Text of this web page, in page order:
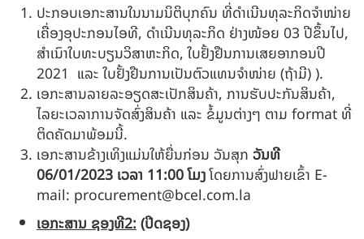
ປະກອບເອກະສານໃນນາມນິຕິບຸກຄົນ ທີ່ດຳເນີນທຸລະກິດຈໍາໜ່າຍ
ເຄື່ອງອຸປະກອນໄອທີ, ດຳເນີນທຸລະກິດ ຢ່າງໜ້ອຍ 03 ປີຂຶ້ນໄປ,
ສໍາເນົາໃບທະບຽນວິສາຫະກິດ, ໃບຢັ້ງຢືນການເສຍອາກອນປີ
2021 ແລະ ໃບຢັ້ງຢືນການເປັນຕົວແທນຈໍາໜ່າຍ (ຖ້າມີ) ).
ເອກະສານລາຍລະອຽດສະເປັກສິນຄ້າ, ການຮັບປະກັນສິນຄ້າ,
ໄລຍະເວລາການຈັດສົ່ງສິນຄ້າ ແລະ ຂໍ້ມູນຕ່າງໆ ຕາມ format ທີ່
ຕິດຄັດມາພ້ອມນີ້.
ເອກະສານຂ້າງເທິງແມ່ນໃຫ້ຍື່ນກ່ອນ ວັນສຸກ ວັນທີ
06/01/2023 ເວລາ 11:00ໂມງໂດຍການສົ່ງຟາຍເຂົ້າ E-
mail: procurement@bcel.com.la
ເອກະສານ ຊອງທີ2:(ປິດຊອງ)